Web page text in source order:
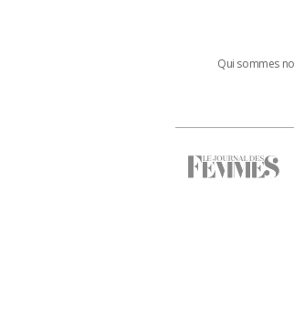
Qui sommes